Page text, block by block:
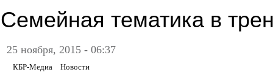
Семейная тематика в
25 ноября, 2015 - 06:37
КБР-Медиа Новости